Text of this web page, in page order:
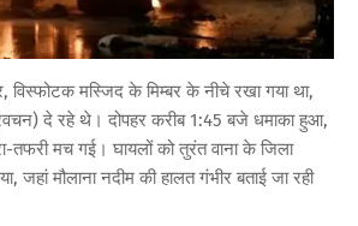
विस्फोटक मस्जिद के मिम्बर के नीचे रखा गया था,
दे रहे थे। दोपहर करीब 1:45 बजे धमाका हुआ,
मच गई। घायलों को तुरंत वाना के जिला
जहां मौलाना नदीम की हालत गंभीर बताई जा रही